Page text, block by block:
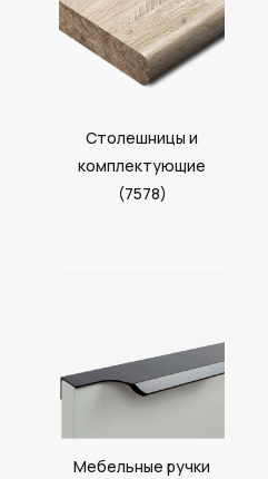
Столешницы и
комплектующие
(7578)
Мебельные ручки